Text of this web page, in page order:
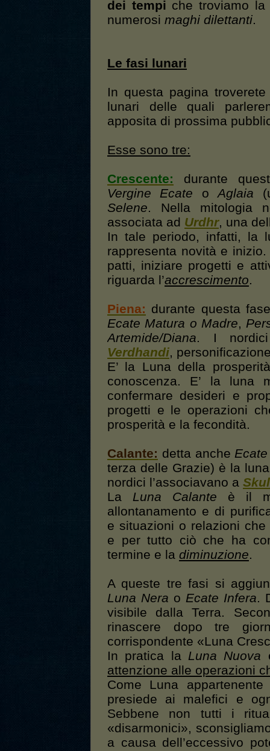
dei tempi che troviamo la
numerosi maghi dilettanti.
Le fasi lunari
In questa pagina
lunari delle quali
apposita di prossima
Esse sono tre:
Crescente: durante
Vergine Ecate oAglaia
Selene. Nella mitologia
associata ad Urdhr, una
In tale periodo, infatti, la
rappresenta novità e
patti, iniziare progetti e
riguarda l’accrescimento.
Piena: durante questa
Ecate Matura o Madre,
Artemide/Diana. I nordici
Verdhandi,
E’ la Luna della
conoscenza. E’ la luna
confermare desideri e
progetti e le operazioni
prosperità e la fecondità.
Calante: detta anche
terza delle Grazie) è la
nordici l’associavano a
La Luna Calante è il
allontanamento e di
e situazioni o relazioni che
e per tutto ciò che ha
termine e la diminuzione.
A queste tre fasi si
Luna Nera oEcate Infera.
visibile dalla Terra.
rinascere dopo tre
corrispondente «Luna
In pratica la Luna Nuova
attenzione alle operazioni
Come Luna
presiede ai malefici e
Sebbene non tutti i
«disarmonici»,
a causa dell’eccessivo